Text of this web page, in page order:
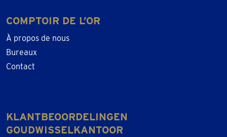
COMPTOIR DE L’OR
À propos de nous
Bureaux
Contact
KLANTBEOORDELINGEN
GOUDWISSELKANTOOR